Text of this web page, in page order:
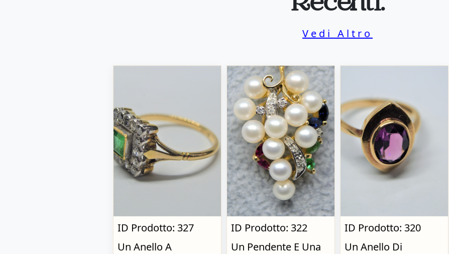
Vedi Altro
ID Prodotto: 327
Un Anello A
ID Prodotto: 322
Un Pendente E Una
ID Prodotto: 320
Un Anello Di